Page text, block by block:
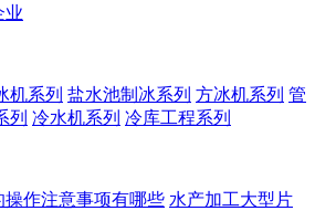
业
机系列 盐水池制冰系列 方冰机系列 管
列 冷水机系列 冷库工程系列
作注意事项有哪些 水产加工大型片